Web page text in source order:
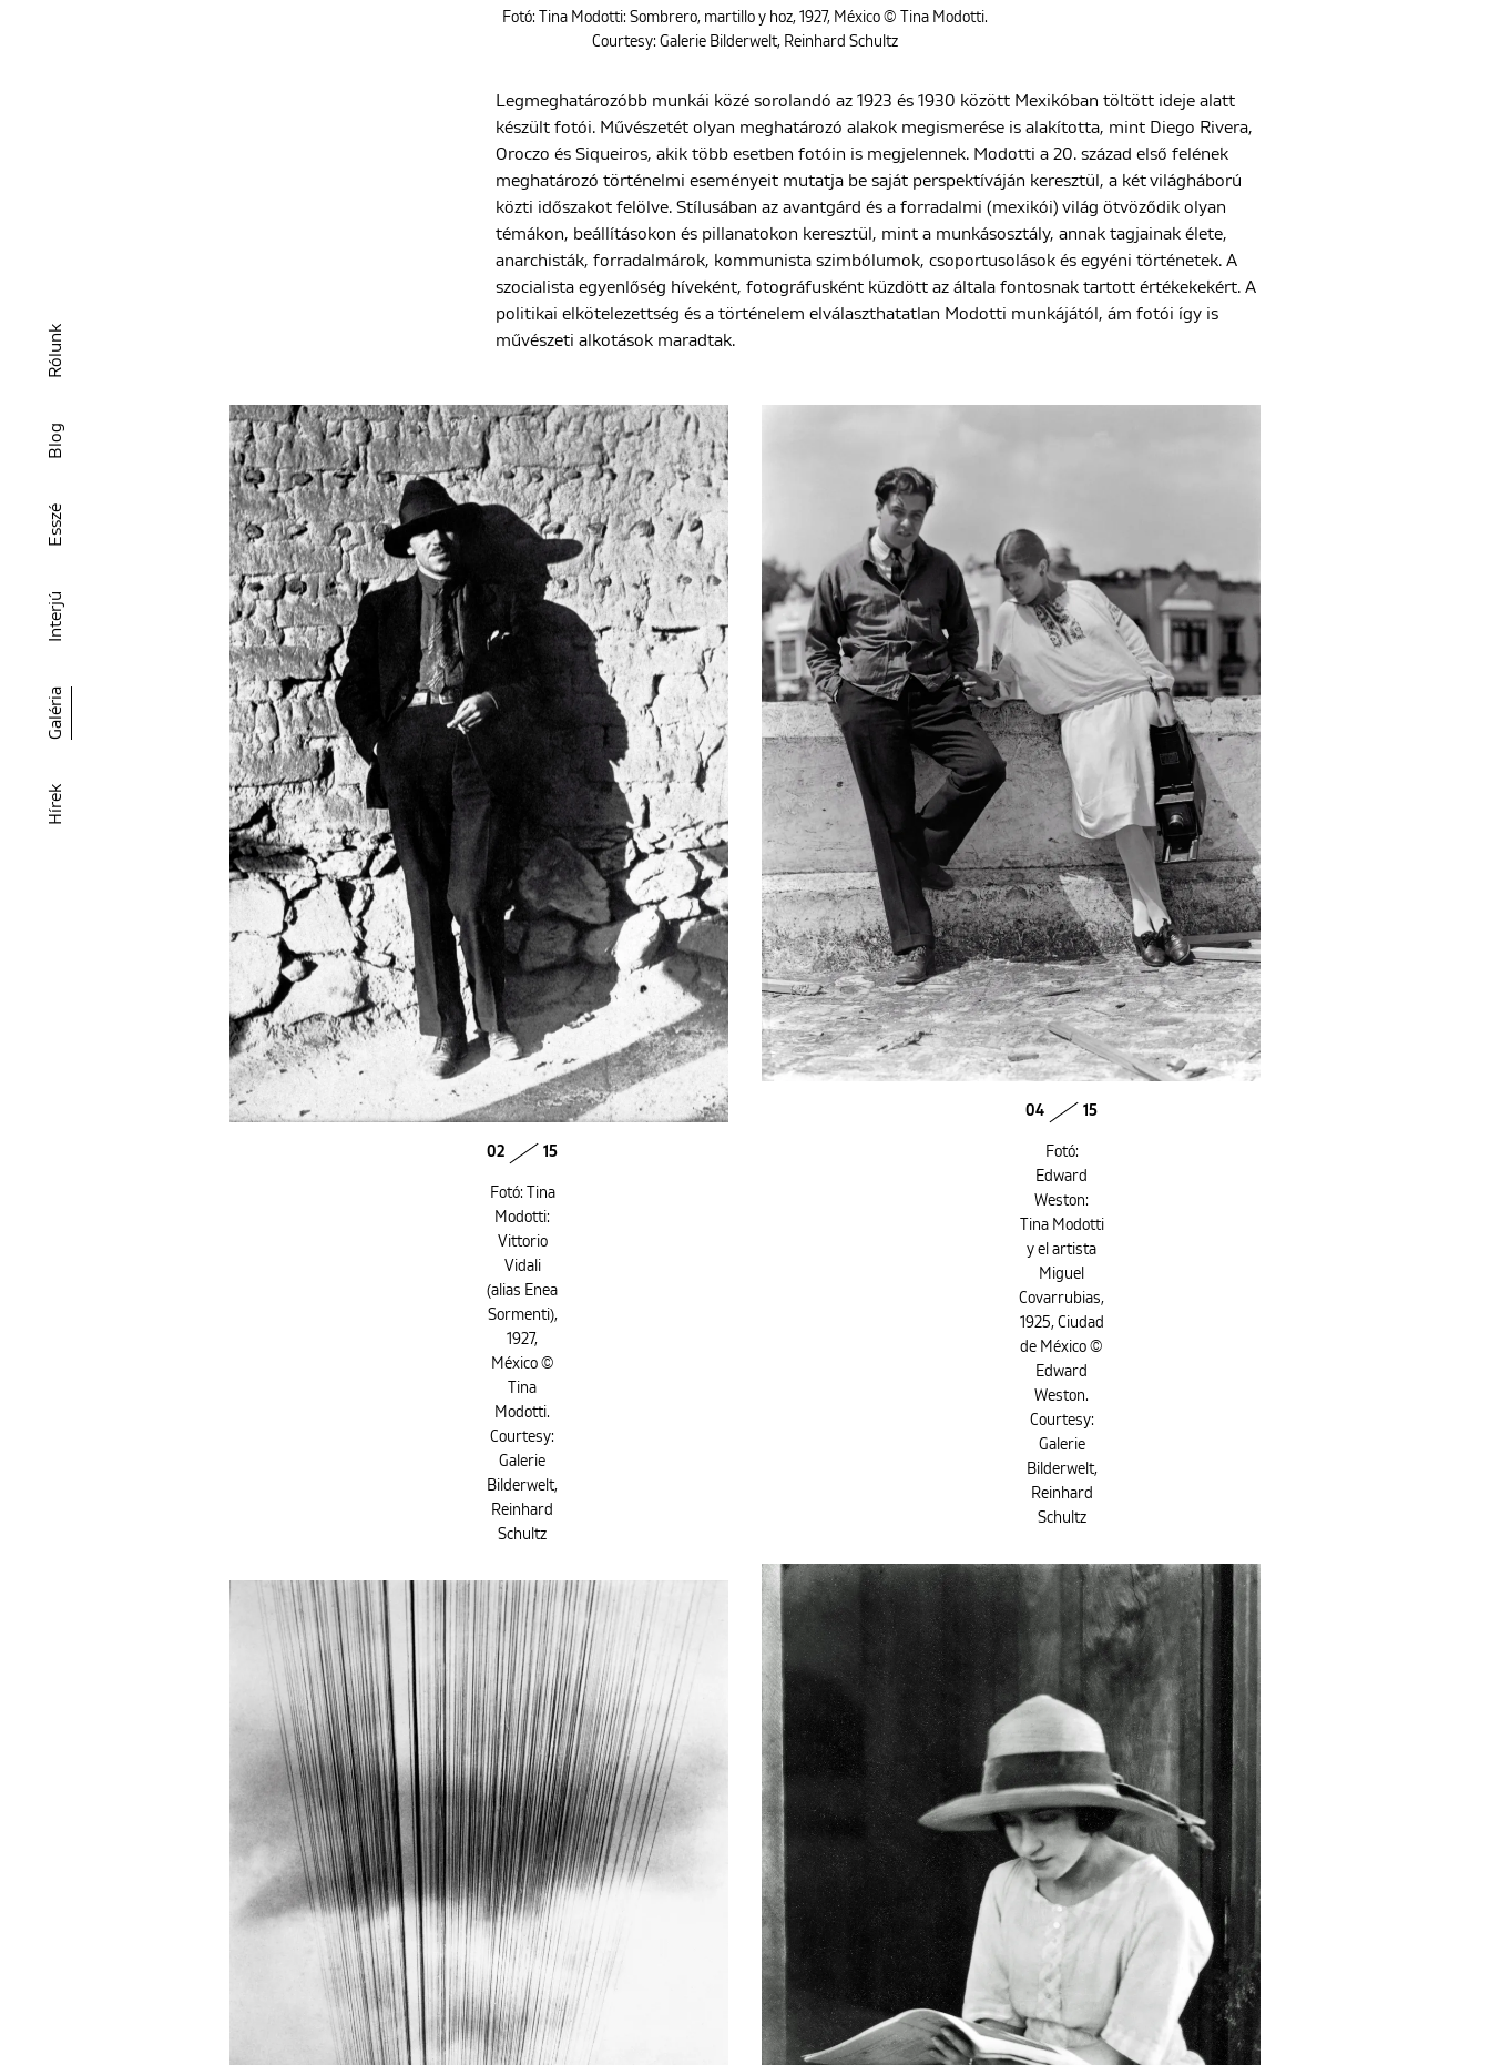
Hírek
Galéria
Interjú
Esszé
Blog
Rólunk
Fotó: Tina Modotti: Sombrero, martillo y hoz, 1927, México © Tina Modotti.
Courtesy: Galerie Bilderwelt, Reinhard Schultz
Legmeghatározóbb munkái közé sorolandó az 1923 és 1930 között Mexikóban töltött ideje alatt
készült fotói. Művészetét olyan meghatározó alakok megismerése is alakította, mint Diego Rivera,
Oroczo és Siqueiros, akik több esetben fotóin is megjelennek. Modotti a 20. század első felének
meghatározó történelmi eseményeit mutatja be saját perspektíváján keresztül, a két világháború
közti időszakot felölve. Stílusában az avantgárd és a forradalmi (mexikói) világ ötvöződik olyan
témákon, beállításokon és pillanatokon keresztül, mint a munkásosztály, annak tagjainak élete,
anarchisták, forradalmárok, kommunista szimbólumok, csoportusolások és egyéni történetek. A
szocialista egyenlőség híveként, fotográfusként küzdött az általa fontosnak tartott értékekekért. A
politikai elkötelezettség és a történelem elválaszthatatlan Modotti munkájától, ám fotói így is
művészeti alkotások maradtak.
02 15
Fotó: Tina
Modotti:
Vittorio
Vidali
(alias Enea
Sormenti),
1927,
México ©
Tina
Modotti.
Courtesy:
Galerie
Bilderwelt,
Reinhard
Schultz
04 15
Fotó:
Edward
Weston:
Tina Modotti
y el artista
Miguel
Covarrubias,
1925, Ciudad
de México ©
Edward
Weston.
Courtesy:
Galerie
Bilderwelt,
Reinhard
Schultz